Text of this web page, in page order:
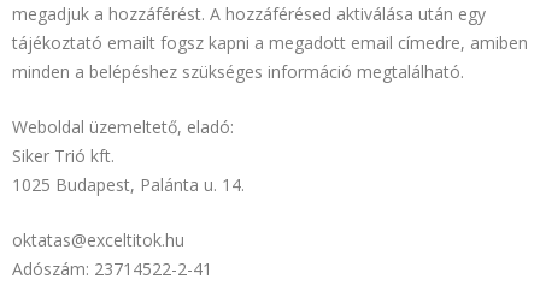
megadjuk a hozzáférést. A hozzáférésed aktiválása után egy
tájékoztató emailt fogsz kapni a megadott email címedre, amiben
minden a belépéshez szükséges információ megtalálható.
Weboldal üzemeltető, eladó:
Siker Trió kft.
1025 Budapest, Palánta u. 14.
oktatas@exceltitok.hu
Adószám: 23714522-2-41